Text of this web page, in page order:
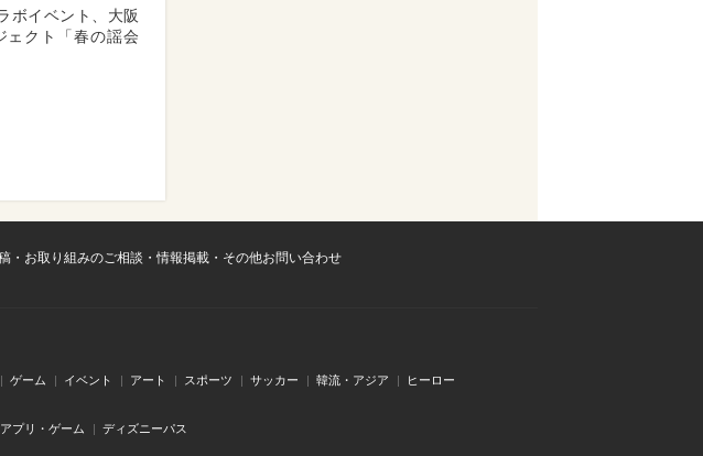
ボイベント、大阪
ェクト「春の謡会
・お取り組みのご相談・情報掲載・その他お問い合わせ
ゲーム イベント アート スポーツ サッカー 韓流・アジア ヒーロー
アプリ・ゲーム ディズニーパス